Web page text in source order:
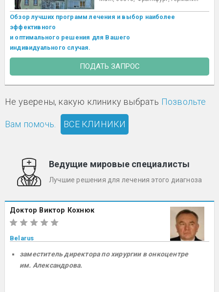
Обзор лучших программ лечения и выбор наиболее
эффективного
и оптимального решения для Вашего
индивидуального случая.
ПОДАТЬ ЗАПРОС
Не уверены, какую клинику выбрать Позвольте
Вам помочь. ВСЕ КЛИНИКИ
Ведущие мировые специалисты
Лучшие решения для лечения этого диагноза
Доктор Виктор Кохнюк
Belarus
заместитель директора по хирургии в онкоцентре
им. Александрова.